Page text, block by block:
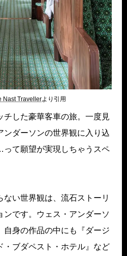
Nast Travellerより引用
チした豪華客車の旅。一度見
ンダーソンの世界観に入り込
て願望が実現しちゃうスペ
い世界観は、流石ストーリ
ンです。ウェス・アンダーソ
自身の作品の中にも『ダージ
・ブダペスト・ホテル』など